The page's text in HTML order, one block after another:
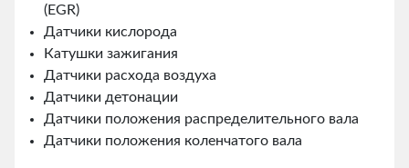
(EGR)
Датчики кислорода
Катушки зажигания
Датчики расхода воздуха
Датчики детонации
Датчики положения распределительного вала
Датчики положения коленчатого вала